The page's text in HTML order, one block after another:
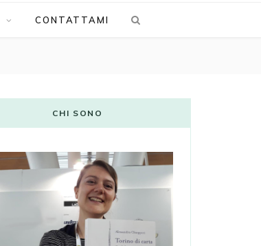
i
)
CONTATTAMI
CHI SONO